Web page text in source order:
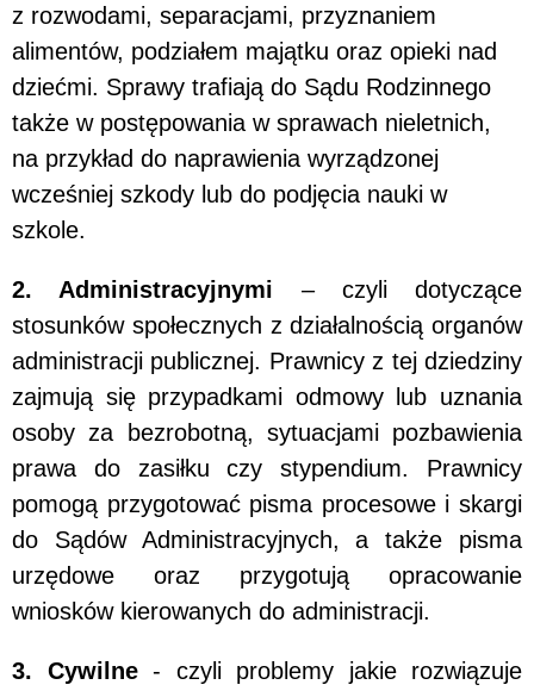
z rozwodami, separacjami, przyznaniem
alimentów, podziałem majątku oraz opieki nad
dziećmi. Sprawy trafiają do Sądu Rodzinnego
także w postępowania w sprawach nieletnich,
na przykład do naprawienia wyrządzonej
wcześniej szkody lub do podjęcia nauki w
szkole.
2. Administracyjnymi – czyli dotyczące
stosunków społecznych z działalnością organów
administracji publicznej. Prawnicy z tej dziedziny
zajmują się przypadkami odmowy lub uznania
osoby za bezrobotną, sytuacjami pozbawienia
prawa do zasiłku czy stypendium. Prawnicy
pomogą przygotować pisma procesowe i skargi
do Sądów Administracyjnych, a także pisma
urzędowe oraz przygotują opracowanie
wniosków kierowanych do administracji.
3. Cywilne- czyli problemy jakie rozwiązuje